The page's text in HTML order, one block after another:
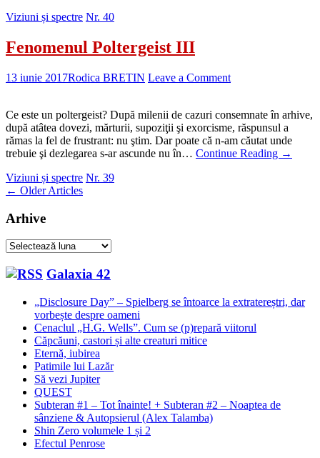
Viziuni și spectre Nr. 40
Fenomenul Poltergeist III
13 iunie 2017Rodica BRETIN Leave a Comment
Ce este un poltergeist? După milenii de cazuri consemnate în arhive,
după atâtea dovezi, mărturii, supoziţii şi exorcisme, răspunsul a
rămas la fel de frustrant: nu ştim. Dar poate că n-am căutat unde
trebuie şi dezlegarea s-ar ascunde nu în… Continue Reading →
Viziuni și spectre Nr. 39
Post
← Older Articles
Arhive
Arhive
Galaxia 42
„Disclosure Day” – Spielberg se întoarce la extratereștri, dar
vorbește despre oameni
Cenaclul „H.G. Wells”. Cum se (p)repară viitorul
Căpcăuni, castori și alte creaturi mitice
Eternă, iubirea
Patimile lui Lazăr
Să vezi Jupiter
QUEST
Subteran #1 – Tot înainte! + Subteran #2 – Noaptea de
sânziene & Autopsierul (Alex Talamba)
Shin Zero volumele 1 și 2
Efectul Penrose